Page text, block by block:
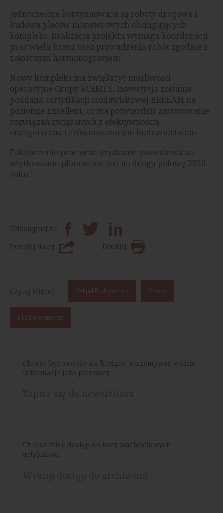
Jednocześnie kontynuowane są roboty drogowe i
budowa placów manewrowych obsługujących
kompleks. Realizacja projektu wymaga koordynacji
prac wielu branż oraz prowadzenia robót zgodnie z
założonym harmonogramem.
Nowy kompleks ma zwiększyć możliwości
operacyjne Grupy KOIMEX. Inwestycja zostanie
poddana certyfikacji środowiskowej BREEAM na
poziomie Excellent, co ma potwierdzić zastosowanie
rozwiązań związanych z efektywnością
energetyczną i zrównoważonym budownictwem.
Zakończenie prac oraz uzyskanie pozwolenia na
użytkowanie planowane jest na drugą połowę 2026
roku.
Udostępnij na
Prześlij dalej
Drukuj
Czytaj więcej: Dekpol Budownictwo Koimex
BTS Development
Chcesz być zawsze na bieżąco, otrzymywać ważne
informacje jako pierwszy.
Chcesz mieć dostęp do bazy wartościowych
artykułów.